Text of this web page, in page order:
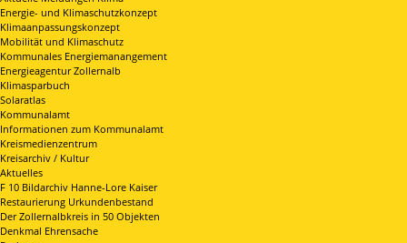
Energie- und Klimaschutzkonzept
Klimaanpassungskonzept
Mobilität und Klimaschutz
Kommunales Energiemanangement
Energieagentur Zollernalb
Klimasparbuch
Solaratlas
Kommunalamt
Informationen zum Kommunalamt
Kreismedienzentrum
Kreisarchiv / Kultur
Aktuelles
F 10 Bildarchiv Hanne-Lore Kaiser
Restaurierung Urkundenbestand
Der Zollernalbkreis in 50 Objekten
Denkmal Ehrensache